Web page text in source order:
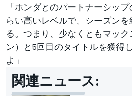
「ホンダとのパートナーシッ
らい高いレベルで、シーズン
る。つまり、少なくともマッ
ン）と5回目のタイトルを獲得
よ」
関連ニュース: